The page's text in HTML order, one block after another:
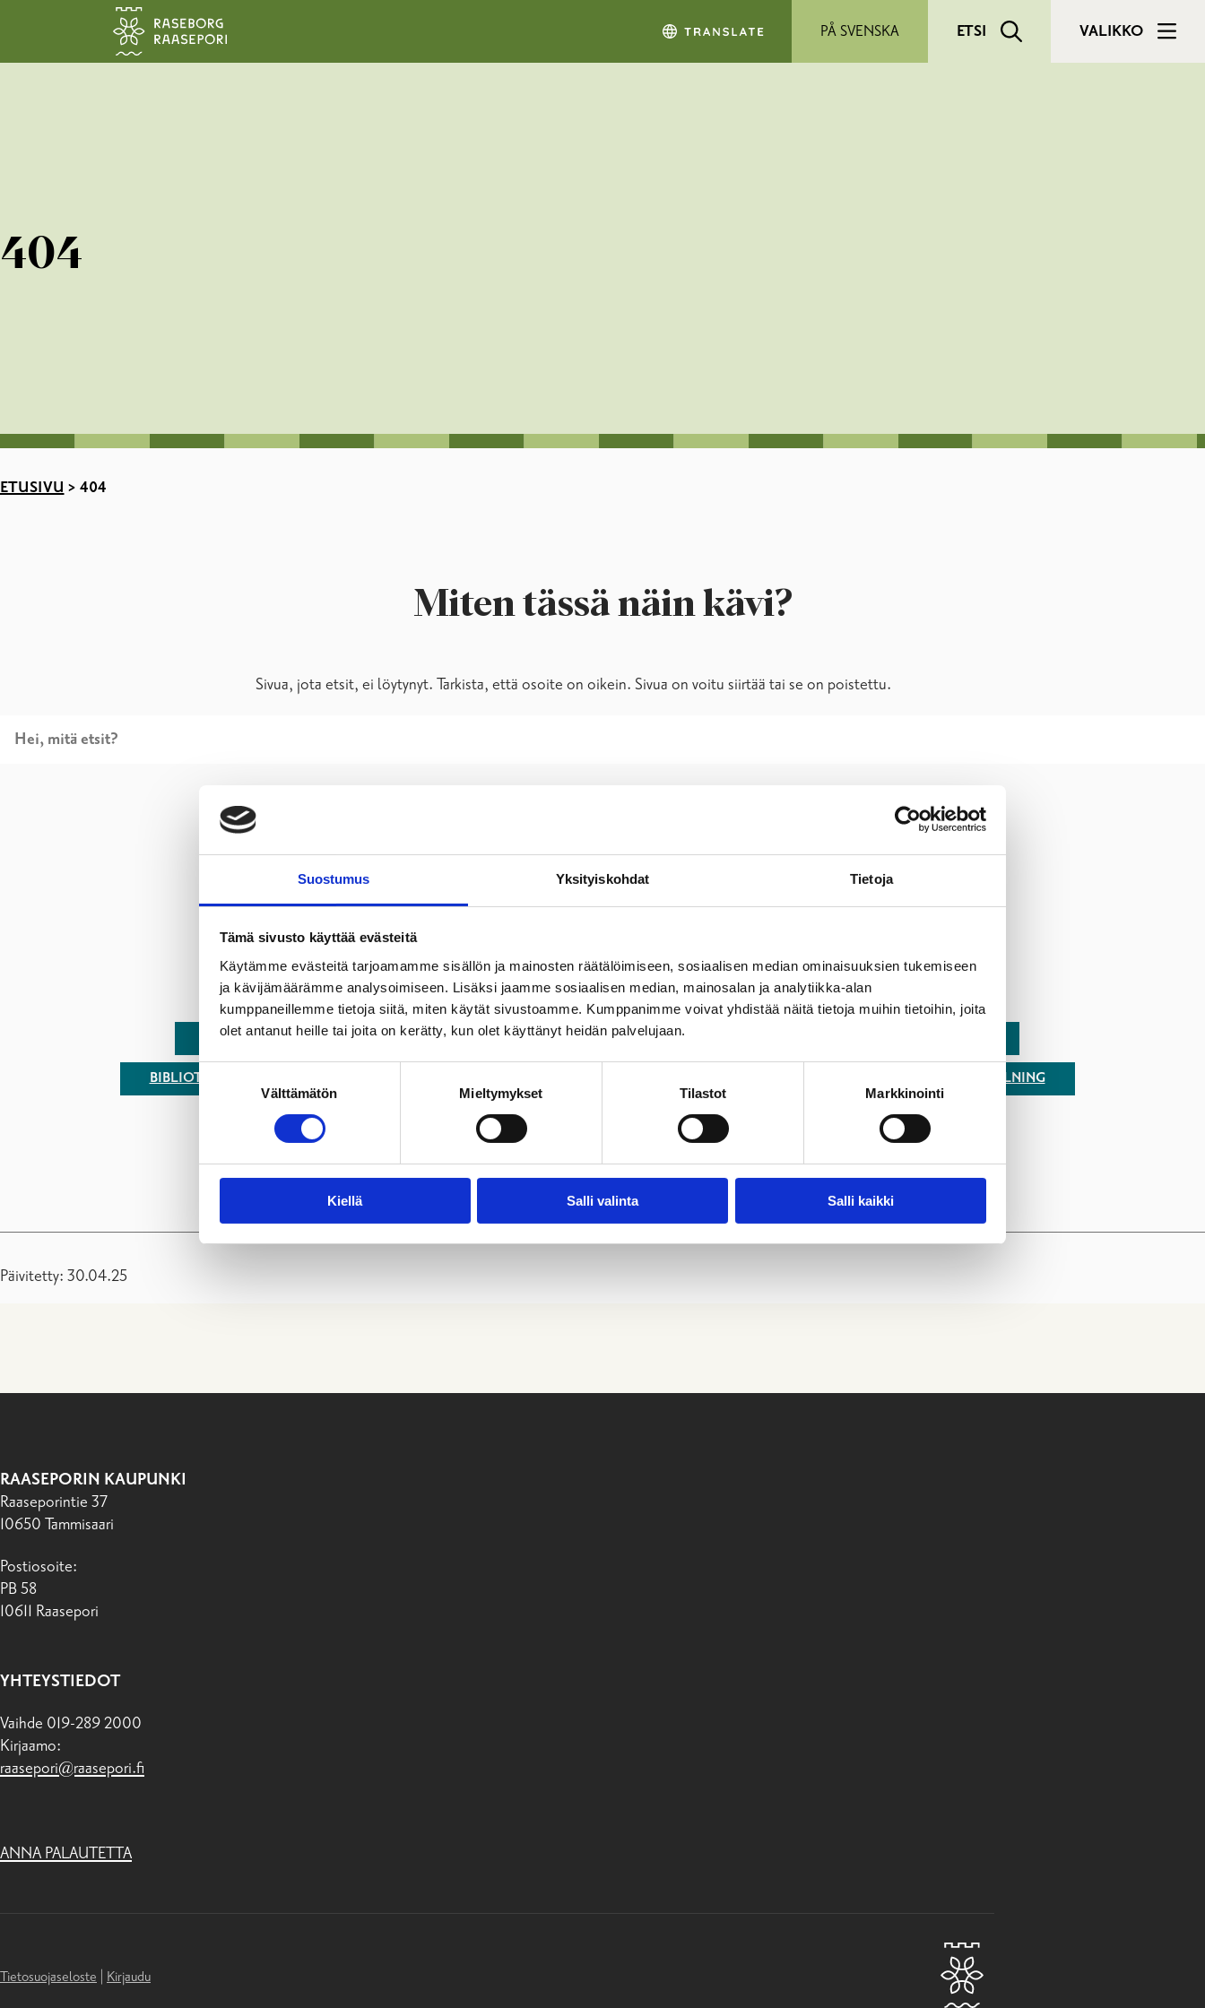
Suostumus Yksityiskohdat Tietoja
Tämä sivusto käyttää evästeitä
Käytämme evästeitä tarjoamamme sisällön ja mainosten räätälöimiseen, sosiaalisen median ominaisuuksien tukemiseen
ja kävijämäärämme analysoimiseen. Lisäksi jaamme sosiaalisen median, mainosalan ja analytiikka-alan
kumppaneillemme tietoja siitä, miten käytät sivustoamme. Kumppanimme voivat yhdistää näitä tietoja muihin tietoihin, joita
olet antanut heille tai joita on kerätty, kun olet käyttänyt heidän palvelujaan.
Suostumuksen
valinta
Välttämätön Mieltymykset Tilastot Markkinointi
Kiellä Salli valinta Salli kaikki
PÅ SVENSKA ETSI VALIKKO
404
ETUSIVU > 404
Miten tässä näin kävi?
Sivua, jota etsit, ei löytynyt. Tarkista, että osoite on oikein. Sivua on voitu siirtää tai se on poistettu.
KAHVILAYRITTÄJÄ TAMMISAAREN UIMAHALLIIN KURSSITARJONTA JA ILMOITTAUTUMINEN
KARJAA-TAMMISAARI KÄVELY- JA PYÖRÄTIE - YLEISSUUNNITELMA
BIBLIOTEKENS KONTAKTUPPGIFTER OCH ÖPPETHÅLLNINGSTIDER KURSPROGRAM OCH ANMÄLNING
RAKENTAMINEN JA ASUMINEN UIMAHALLI
Päivitetty: 30.04.25
RAASEPORIN KAUPUNKI
Raaseporintie 37
10650 Tammisaari
Postiosoite:
PB 58
10611 Raasepori
YHTEYSTIEDOT
Vaihde 019-289 2000
Kirjaamo:
raasepori@raasepori.fi
ANNA PALAUTETTA
Tietosuojaseloste Kirjaudu